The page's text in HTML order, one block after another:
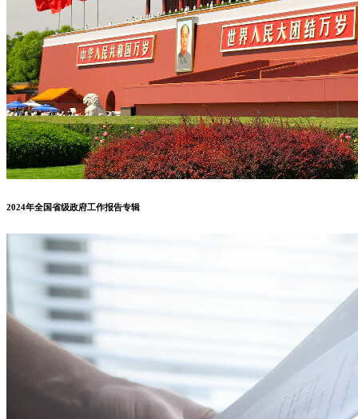
2024年全国省级政府工作报告专辑